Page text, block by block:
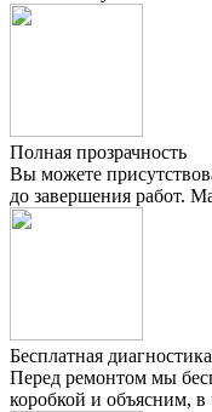
Полная прозрачность
Вы можете
до завершения работ.
Бесплатная диагностика
Перед ремонтом мы
коробкой и объясним,